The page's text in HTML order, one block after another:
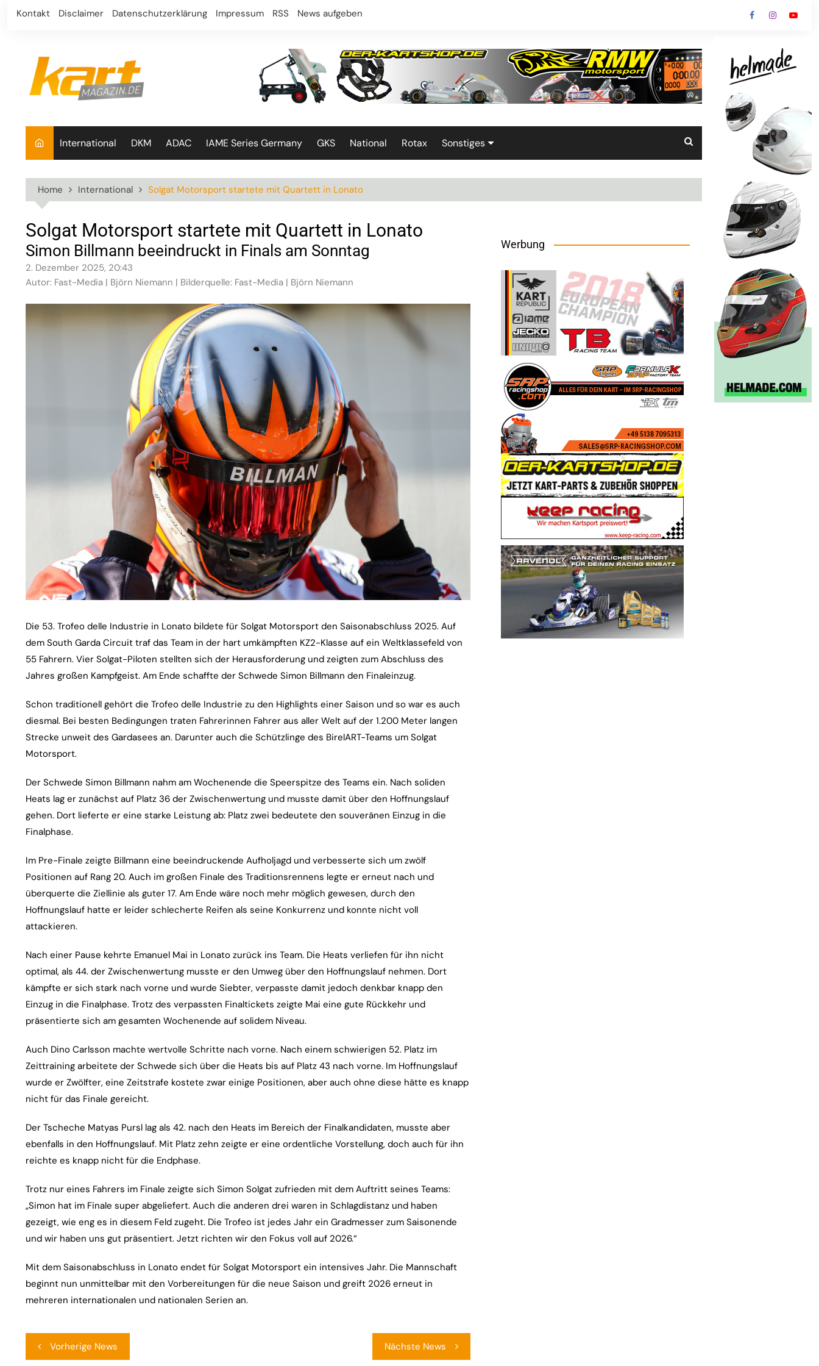
Skip
Kontakt Disclaimer Datenschutzerklärung Impressum RSS News aufgeben
International DKM ADAC IAME Series Germany GKS National Rotax Sonstiges
Home International Solgat Motorsport startete mit Quartett in Lonato
Solgat Motorsport startete mit Quartett in Lonato
Simon Billmann beeindruckt in Finals am Sonntag
2. Dezember 2025, 20:43
Autor: Fast-Media | Björn Niemann | Bilderquelle: Fast-Media | Björn Niemann
Die 53. Trofeo delle Industrie in Lonato bildete für Solgat Motorsport den Saisonabschluss 2025. Auf
dem South Garda Circuit traf das Team in der hart umkämpften KZ2-Klasse auf ein Weltklassefeld von
55 Fahrern. Vier Solgat-Piloten stellten sich der Herausforderung und zeigten zum Abschluss des
Jahres großen Kampfgeist. Am Ende schaffte der Schwede Simon Billmann den Finaleinzug.
Schon traditionell gehört die Trofeo delle Industrie zu den Highlights einer Saison und so war es auch
diesmal. Bei besten Bedingungen traten Fahrerinnen Fahrer aus aller Welt auf der 1.200 Meter langen
Strecke unweit des Gardasees an. Darunter auch die Schützlinge des BirelART-Teams um Solgat
Motorsport.
Der Schwede Simon Billmann nahm am Wochenende die Speerspitze des Teams ein. Nach soliden
Heats lag er zunächst auf Platz 36 der Zwischenwertung und musste damit über den Hoffnungslauf
gehen. Dort lieferte er eine starke Leistung ab: Platz zwei bedeutete den souveränen Einzug in die
Finalphase.
Im Pre-Finale zeigte Billmann eine beeindruckende Aufholjagd und verbesserte sich um zwölf
Positionen auf Rang 20. Auch im großen Finale des Traditionsrennens legte er erneut nach und
überquerte die Ziellinie als guter 17. Am Ende wäre noch mehr möglich gewesen, durch den
Hoffnungslauf hatte er leider schlecherte Reifen als seine Konkurrenz und konnte nicht voll
attackieren.
Nach einer Pause kehrte Emanuel Mai in Lonato zurück ins Team. Die Heats verliefen für ihn nicht
optimal, als 44. der Zwischenwertung musste er den Umweg über den Hoffnungslauf nehmen. Dort
kämpfte er sich stark nach vorne und wurde Siebter, verpasste damit jedoch denkbar knapp den
Einzug in die Finalphase. Trotz des verpassten Finaltickets zeigte Mai eine gute Rückkehr und
präsentierte sich am gesamten Wochenende auf solidem Niveau.
Auch Dino Carlsson machte wertvolle Schritte nach vorne. Nach einem schwierigen 52. Platz im
Zeittraining arbeitete der Schwede sich über die Heats bis auf Platz 43 nach vorne. Im Hoffnungslauf
wurde er Zwölfter, eine Zeitstrafe kostete zwar einige Positionen, aber auch ohne diese hätte es knapp
nicht für das Finale gereicht.
Der Tscheche Matyas Pursl lag als 42. nach den Heats im Bereich der Finalkandidaten, musste aber
ebenfalls in den Hoffnungslauf. Mit Platz zehn zeigte er eine ordentliche Vorstellung, doch auch für ihn
reichte es knapp nicht für die Endphase.
Trotz nur eines Fahrers im Finale zeigte sich Simon Solgat zufrieden mit dem Auftritt seines Teams:
„Simon hat im Finale super abgeliefert. Auch die anderen drei waren in Schlagdistanz und haben
gezeigt, wie eng es in diesem Feld zugeht. Die Trofeo ist jedes Jahr ein Gradmesser zum Saisonende
und wir haben uns gut präsentiert. Jetzt richten wir den Fokus voll auf 2026.“
Mit dem Saisonabschluss in Lonato endet für Solgat Motorsport ein intensives Jahr. Die Mannschaft
beginnt nun unmittelbar mit den Vorbereitungen für die neue Saison und greift 2026 erneut in
mehreren internationalen und nationalen Serien an.
Beitragsnavigation
Vorherige News Nächste News
Werbung